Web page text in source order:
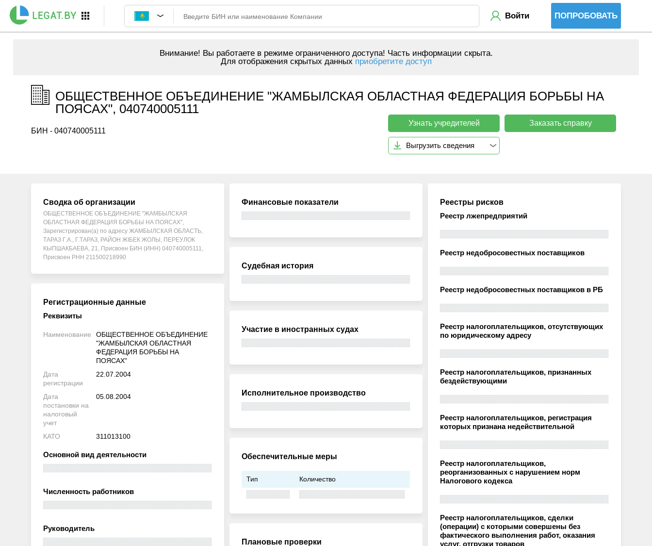
Войти ПОПРОБОВАТЬ
Внимание! Вы работаете в режиме ограниченного доступа! Часть информации скрыта.
Для отображения скрытых данных приобретите доступ
ОБЩЕСТВЕННОЕ ОБЪЕДИНЕНИЕ "ЖАМБЫЛСКАЯ ОБЛАСТНАЯ ФЕДЕРАЦИЯ БОРЬБЫ НА
ПОЯСАХ", 040740005111
БИН - 040740005111
Узнать учредителей Заказать справку
Выгрузить сведения
Сводка об организации
ОБЩЕСТВЕННОЕ ОБЪЕДИНЕНИЕ "ЖАМБЫЛСКАЯ
ОБЛАСТНАЯ ФЕДЕРАЦИЯ БОРЬБЫ НА ПОЯСАХ",
Зарегистрирован(а) по адресу ЖАМБЫЛСКАЯ ОБЛАСТЬ,
ТАРАЗ Г.А., Г.ТАРАЗ, РАЙОН ЖІБЕК ЖОЛЫ, ПЕРЕУЛОК
КЫПШАКБАЕВА, 21, Присвоен БИН (ИНН) 040740005111,
Присвоен РНН 211500218990
Регистрационные данные
Реквизиты
Наименование
ОБЩЕСТВЕННОЕ ОБЪЕДИНЕНИЕ
"ЖАМБЫЛСКАЯ ОБЛАСТНАЯ
ФЕДЕРАЦИЯ БОРЬБЫ НА
ПОЯСАХ"
Дата
регистрации
22.07.2004
Дата
постановки на
налоговый
учет
05.08.2004
КАТО 311013100
Основной вид деятельности
Численность работников
Руководитель
Финансовые показатели
Судебная история
Участие в иностранных судах
Исполнительное производство
Обеспечительные меры
Тип Количество
Плановые проверки
Реестры рисков
Реестр лжепредприятий
Реестр недобросовестных поставщиков
Реестр недобросовестных поставщиков в РБ
Реестр налогоплательщиков, отсутствующих
по юридическому адресу
Реестр налогоплательщиков, признанных
бездействующими
Реестр налогоплательщиков, регистрация
которых признана недействительной
Реестр налогоплательщиков,
реорганизованных с нарушением норм
Налогового кодекса
Реестр налогоплательщиков, сделки
(операции) с которыми совершены без
фактического выполнения работ, оказания
услуг, отгрузки товаров